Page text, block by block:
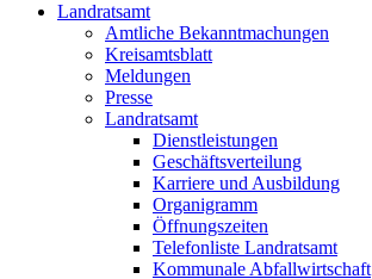
Landratsamt
Amtliche Bekanntmachungen
Kreisamtsblatt
Meldungen
Presse
Landratsamt
Dienstleistungen
Geschäftsverteilung
Karriere und Ausbildung
Organigramm
Öffnungszeiten
Telefonliste Landratsamt
Kommunale Abfallwirtschaft